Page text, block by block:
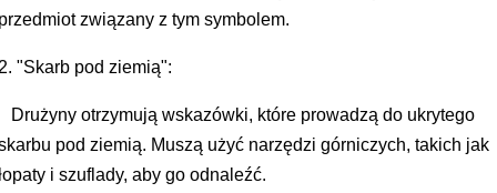
związany z tym symbolem.
"Skarb pod ziemią":
Drużyny otrzymują wskazówki, które prowadzą do ukrytego
pod ziemią. Muszą użyć narzędzi górniczych, takich jak
i szuflady, aby go odnaleźć.